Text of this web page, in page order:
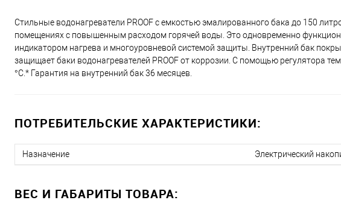
Стильные водонагреватели PROOF с емкостью эмалированного бака до 150
помещениях с повышенным расходом горячей воды. Это одновременно
индикатором нагрева и многоуровневой системой защиты. Внутренний бак
защищает баки водонагревателей PROOF от коррозии. С помощью регулятора
°С.* Гарантия на внутренний бак 36 месяцев.
ПОТРЕБИТЕЛЬСКИЕ ХАРАКТЕРИСТИКИ:
Назначение Электрический
ВЕС И ГАБАРИТЫ ТОВАРА: